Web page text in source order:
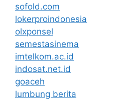
sofold.com
lokerproindonesia
olxponsel
semestasinema
imtelkom.ac.id
indosat.net.id
goaceh
lumbung berita